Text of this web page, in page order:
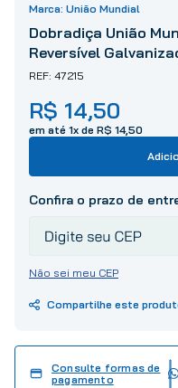
União Mundial
Dobradiça União
Reversível
47215
R$ 14,50
em até 1x de R$ 14,50
Não sei meu CEP
Consulte formas de
pagamento
6º
torneira
7º
chuveiro
8º
cimento
10º tinta